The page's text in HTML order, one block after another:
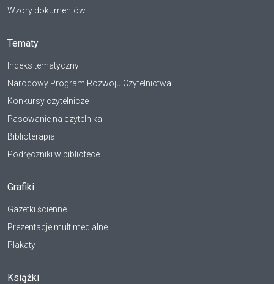
Wzory dokumentów
Tematy
Indeks tematyczny
Narodowy Program Rozwoju Czytelnictwa
Konkursy czytelnicze
Pasowanie na czytelnika
Biblioterapia
Podręczniki w bibliotece
Grafiki
Gazetki ścienne
Prezentacje multimedialne
Plakaty
Książki